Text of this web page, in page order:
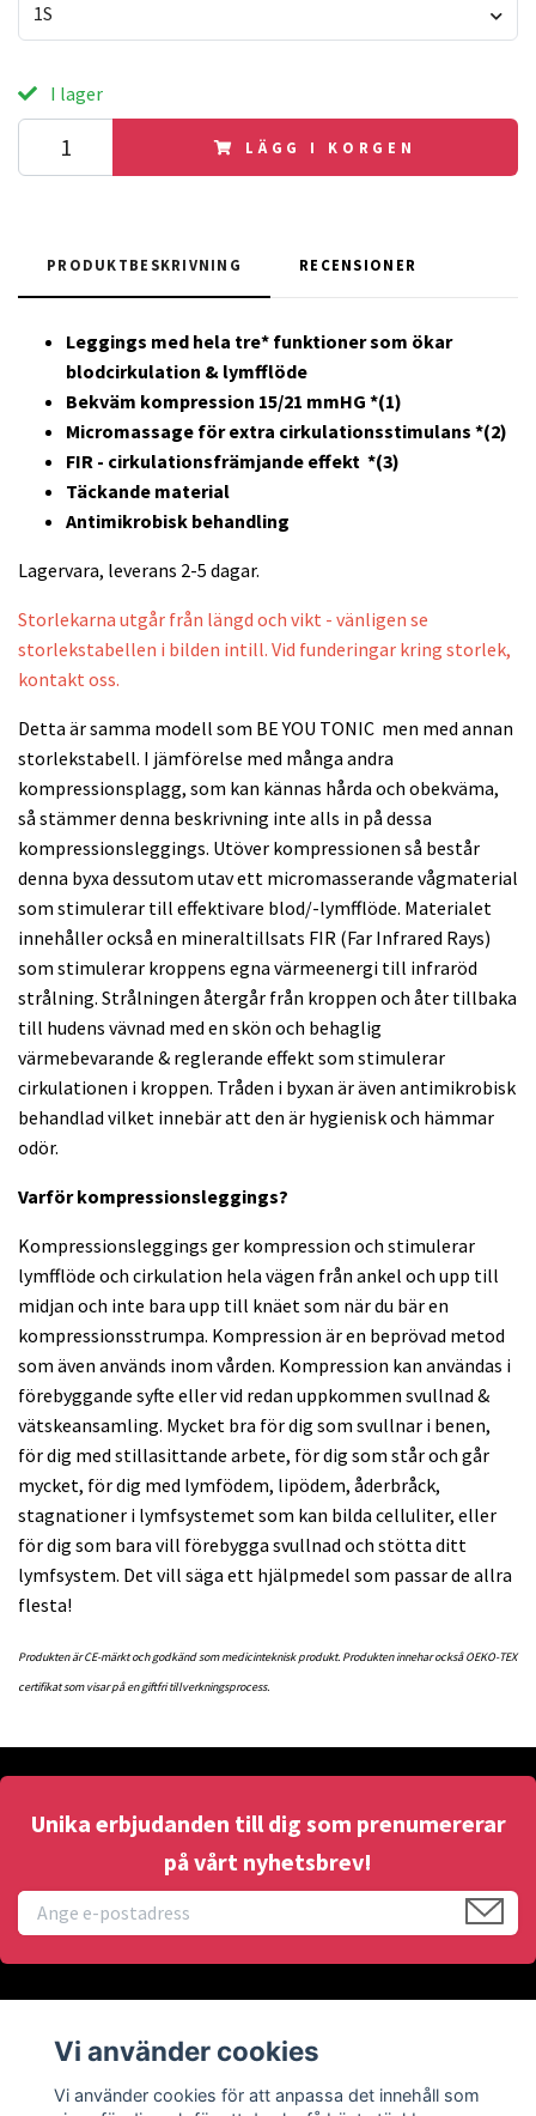
1S
I lager
LÄGG I KORGEN
PRODUKTBESKRIVNING RECENSIONER
Leggings med hela tre* funktioner som ökar
blodcirkulation & lymfflöde
Bekväm kompression 15/21 mmHG *(1)
Micromassage för extra cirkulationsstimulans *(2)
FIR - cirkulationsfrämjande effekt *(3)
Täckande material
Antimikrobisk behandling
Lagervara, leverans 2-5 dagar.
Storlekarna utgår från längd och vikt - vänligen se
storlekstabellen i bilden intill. Vid funderingar kring storlek,
kontakt oss.
Detta är samma modell som BE YOU TONIC men med annan
storlekstabell. I jämförelse med många andra
kompressionsplagg, som kan kännas hårda och obekväma,
så stämmer denna beskrivning inte alls in på dessa
kompressionsleggings. Utöver kompressionen så består
denna byxa dessutom utav ett micromasserande vågmaterial
som stimulerar till effektivare blod/-lymfflöde. Materialet
innehåller också en mineraltillsats FIR (Far Infrared Rays)
som stimulerar kroppens egna värmeenergi till infraröd
strålning. Strålningen återgår från kroppen och åter tillbaka
till hudens vävnad med en skön och behaglig
värmebevarande & reglerande effekt som stimulerar
cirkulationen i kroppen. Tråden i byxan är även antimikrobisk
behandlad vilket innebär att den är hygienisk och hämmar
odör.
Varför kompressionsleggings?
Kompressionsleggings ger kompression och stimulerar
lymfflöde och cirkulation hela vägen från ankel och upp till
midjan och inte bara upp till knäet som när du bär en
kompressionsstrumpa. Kompression är en beprövad metod
som även används inom vården. Kompression kan användas i
förebyggande syfte eller vid redan uppkommen svullnad &
vätskeansamling. Mycket bra för dig som svullnar i benen,
för dig med stillasittande arbete, för dig som står och går
mycket, för dig med lymfödem, lipödem, åderbråck,
stagnationer i lymfsystemet som kan bilda celluliter, eller
för dig som bara vill förebygga svullnad och stötta ditt
lymfsystem. Det vill säga ett hjälpmedel som passar de allra
flesta!
Produkten är CE-märkt och godkänd som medicinteknisk produkt. Produkten innehar också OEKO-TEX
certifikat som visar på en giftfri tillverkningsprocess.
Unika erbjudanden till dig som prenumererar
på vårt nyhetsbrev!
Sociala medier
Vi använder cookies
Vi använder cookies för att anpassa det innehåll som